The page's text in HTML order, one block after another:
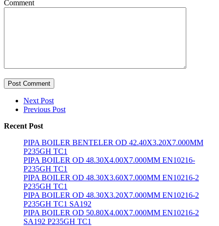
Comment
Post Comment
Next Post
Previous Post
Recent Post
PIPA BOILER BENTELER OD 42.40X3.20X7.000MM
P235GH TC1
PIPA BOILER OD 48.30X4.00X7.000MM EN10216-
P235GH TC1
PIPA BOILER OD 48.30X3.60X7.000MM EN10216-2
P235GH TC1
PIPA BOILER OD 48.30X3.20X7.000MM EN10216-2
P235GH TC1 SA192
PIPA BOILER OD 50.80X4.00X7.000MM EN10216-2
SA192 P235GH TC1